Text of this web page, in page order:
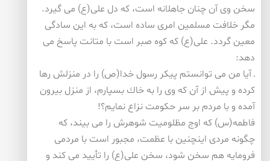
سخن وی آن چنان جاهلانه است، كه دل علی(ع) می گیرد.
مگر خلافت مسلمین امری ساده است، كه به این سادگی
معین گردد. علی(ع) كه كوه صبر است با متانت پاسخ می
دهد:
ـ آیا من می توانستم پیكر رسول خدا(ص) را در منزلش رها
كرده و پیش از آن كه وی را به خاك بسپارم، از منزل بیرون
آمده و با مردم بر سر حكومت نزاع نمایم؟!
فاطمه(س) كه اوج مظلومیت شوهرش را می بیند، كه
چگونه مردی اینچنین با عظمت، مجبور است با مردمی
فرومایه هم سخن شود، سخن علی(ع) را تأیید می كند و